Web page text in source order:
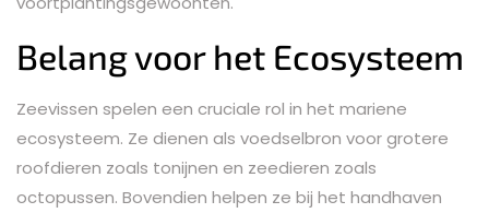
Belang voor het Ecosysteem
Zeevissen spelen een cruciale rol in het mariene
ecosysteem. Ze dienen als voedselbron voor grotere
roofdieren zoals tonijnen en zeedieren zoals
octopussen. Bovendien helpen ze bij het handhaven